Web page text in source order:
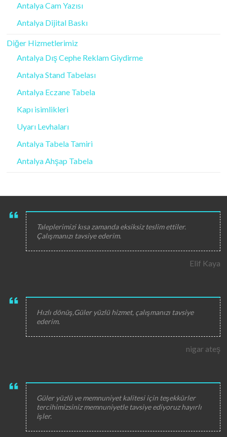
Antalya Cam Yazısı
Antalya Dijital Baskı
Diğer Hizmetlerimiz
Antalya Dış Cephe Reklam Giydirme
Antalya Stand Tabelası
Antalya Eczane Tabela
Kapı isimlikleri
Uyarı Levhaları
Antalya Tabela Tamiri
Antalya Ahşap Tabela
Taleplerimizi kısa zamanda eksiksiz teslim ettiler.
Çalışmanızı tavsiye ederim.
Elif Kaya
Hızlı dönüş,Güler yüzlü hizmet, çalışmanızı tavsiye
ederim.
nigar ateş
Güler yüzlü ve memnuniyet kalitesi için teşekkürler
tercihimizsiniz memnuniyetle tavsiye ediyoruz hayırlı
işler.